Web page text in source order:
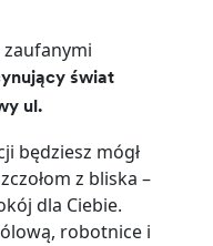
zaufanymi
świat
ul.
będziesz mógł
z bliska –
dla Ciebie.
robotnice i